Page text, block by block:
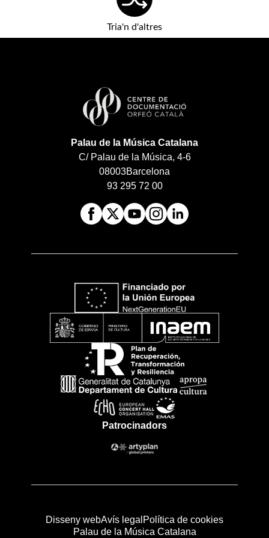
Tria'n d'altres
Palau de la Música Catalana
C/ Palau de la Música, 4-6
08003Barcelona
93 295 72 00
Patrocinadors
Disseny webAvís legal Política de cookies
Palau de la Música Catalana